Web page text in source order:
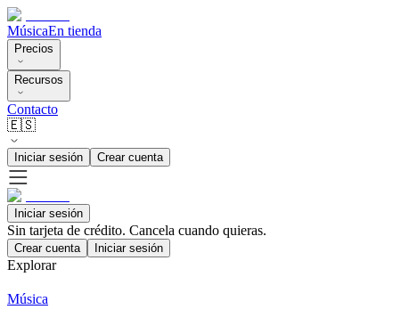
MúsicaEn tienda
Precios
Recursos
Contacto
🇪🇸
Iniciar sesión Crear cuenta
Iniciar sesión
Sin tarjeta de crédito. Cancela cuando quieras.
Crear cuenta Iniciar sesión
Explorar
Música